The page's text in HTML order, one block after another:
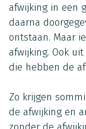
afwijking in een
daarna
ontstaan. Maar
afwijking. Ook
die hebben de
Zo krijgen
de afwijking en